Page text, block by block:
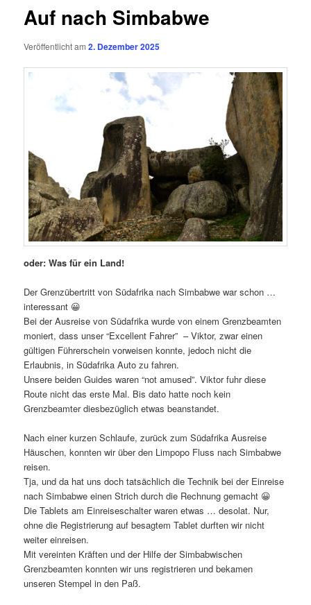
Auf nach Simbabwe
Veröffentlicht am2. Dezember 2025
oder: Was für ein Land!
Der Grenzübertritt von Südafrika nach Simbabwe war schon …
interessant 😀
Bei der Ausreise von Südafrika wurde von einem Grenzbeamten
moniert, dass unser “Excellent Fahrer” – Viktor, zwar einen
gültigen Führerschein vorweisen konnte, jedoch nicht die
Erlaubnis, in Südafrika Auto zu fahren.
Unsere beiden Guides waren “not amused”. Viktor fuhr diese
Route nicht das erste Mal. Bis dato hatte noch kein
Grenzbeamter diesbezüglich etwas beanstandet.
Nach einer kurzen Schlaufe, zurück zum Südafrika Ausreise
Häuschen, konnten wir über den Limpopo Fluss nach Simbabwe
reisen.
Tja, und da hat uns doch tatsächlich die Technik bei der Einreise
nach Simbabwe einen Strich durch die Rechnung gemacht 😀
Die Tablets am Einreiseschalter waren etwas … desolat. Nur,
ohne die Registrierung auf besagtem Tablet durften wir nicht
weiter einreisen.
Mit vereinten Kräften und der Hilfe der Simbabwischen
Grenzbeamten konnten wir uns registrieren und bekamen
unseren Stempel in den Paß.